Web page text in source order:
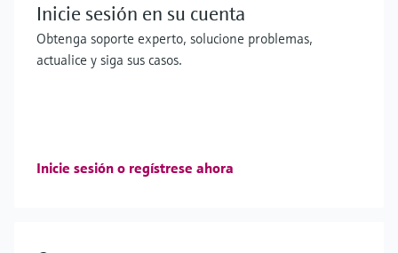
Inicie sesión en su cuenta
Obtenga soporte experto, solucione problemas,
actualice y siga sus casos.
Inicie sesión o regístrese ahora